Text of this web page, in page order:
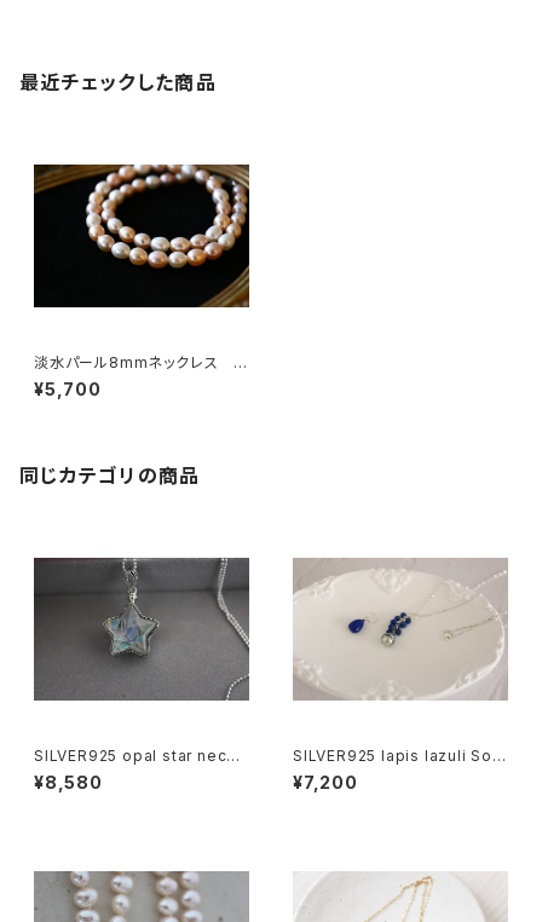
最近チェックした商品
淡水パール8mmネックレス
(40cm)[nc1096]
¥5,700
同じカテゴリの商品
SILVER925 opal star neckl
ace[kgf0657]
¥8,580
SILVER925 lapis lazuli Sout
h Sea Pearl necklace[kgf0
752]
¥7,200